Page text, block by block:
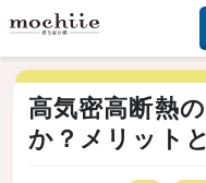
高気密高断熱
か？メリット